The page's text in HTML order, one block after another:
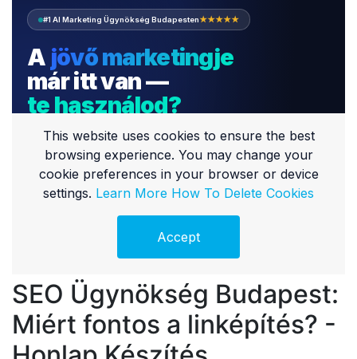
SEO Ügynökség Budapest:
Miért fontos a linképítés? -